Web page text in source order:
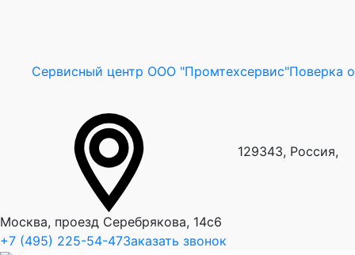
Сервисный центр ООО "Промтехсервис"Поверка
129343, Россия,
Москва, проезд Серебрякова, 14с6
+7 (495) 225-54-47Заказать звонок